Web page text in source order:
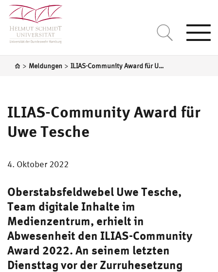
> Meldungen > ILIAS-Community Award für Uwe Tesche
ILIAS-Community Award für
Uwe Tesche
4. Oktober 2022
Oberstabsfeldwebel Uwe Tesche,
Team digitale Inhalte im
Medienzentrum, erhielt in
Abwesenheit den ILIAS-Community
Award 2022. An seinem letzten
Diensttag vor der Zurruhesetzung